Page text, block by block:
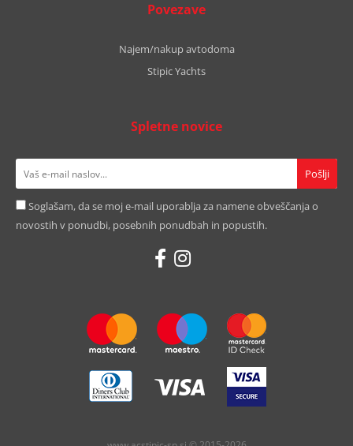
Povezave
Najem/nakup avtodoma
Stipic Yachts
Spletne novice
Soglašam, da se moj e-mail uporablja za namene obveščanja o
novostih v ponudbi, posebnih ponudbah in popustih.